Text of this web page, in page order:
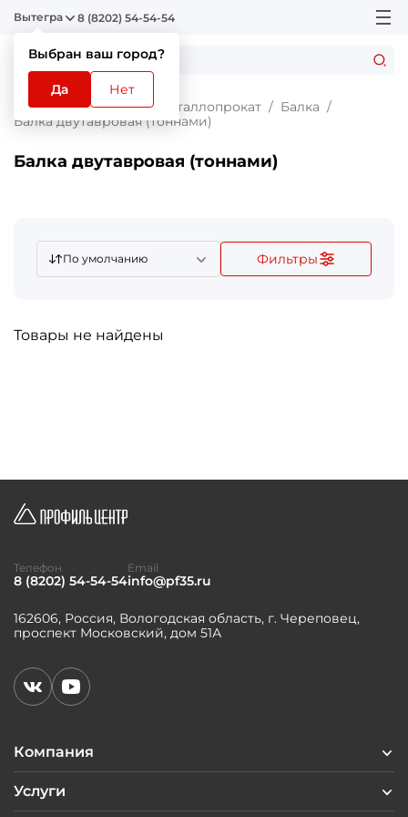
Вытегра
Выбран ваш город?
Да Нет
8 (8202) 54-54-54
Главная Каталог Металлопрокат
Балка
Балка двутавровая (тоннами)
Балка двутавровая (тоннами)
По умолчанию Фильтры
Товары не найдены
Компания
Услуги
162606, Россия, Вологодская область, г. Череповец,
проспект Московский, дом 51А
Телефон
8 (8202) 54-54-54
Email
info@pf35.ru